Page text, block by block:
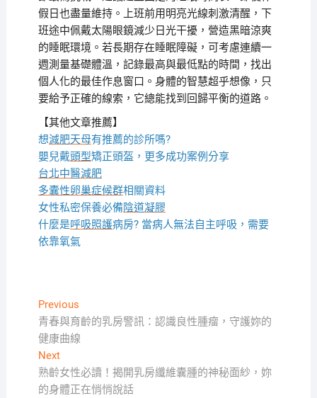
假日也盡量維持。上班前用明亮光線刺激清醒，下
班途中佩戴太陽眼鏡減少日光干擾，營造黑暗涼爽
的睡眠環境。若長期存在睡眠障礙，可考慮連續一
週測量基礎體溫，記錄最高與最低點的時間，找出
個人化的最佳作息窗口。身體的智慧超乎想像，只
要給予正確的線索，它總能找到回歸平衡的道路。
【其他文章推薦】
想減肥天母有推薦的診所嗎?
嬰兒戴頭型矯正頭盔，更多成功案例分享
台北中醫減肥
多囊性卵巢症候群相關資料
女性私密保養必備陰道凝膠
什麼是呼吸照護病房? 當病人無法自主呼吸，需要
依靠氧氣
文
章
導
覽
PreviousPrevious
post:
青春與育齡的乳房警訊：認識良性腫瘤，守護妳的
健康曲線
NextNext
post:
熟齡女性必讀！揭開乳房纖維囊腫的神秘面紗，妳
的身體正在悄悄說話